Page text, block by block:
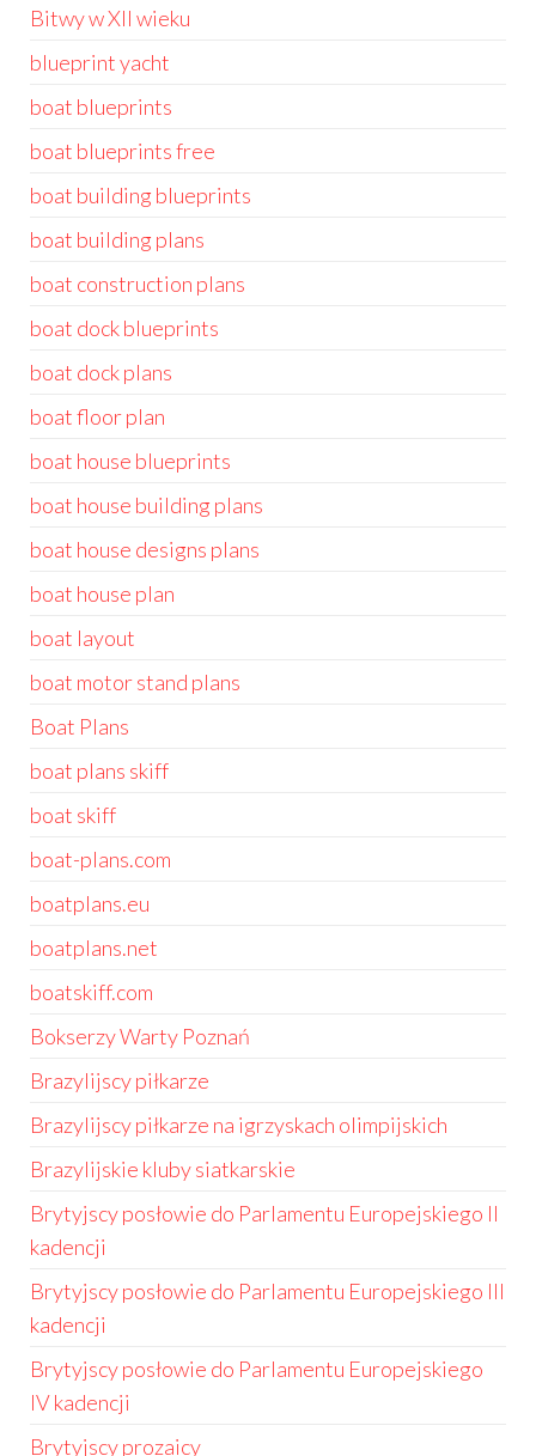
Bitwy w XII wieku
blueprint yacht
boat blueprints
boat blueprints free
boat building blueprints
boat building plans
boat construction plans
boat dock blueprints
boat dock plans
boat floor plan
boat house blueprints
boat house building plans
boat house designs plans
boat house plan
boat layout
boat motor stand plans
Boat Plans
boat plans skiff
boat skiff
boat-plans.com
boatplans.eu
boatplans.net
boatskiff.com
Bokserzy Warty Poznań
Brazylijscy piłkarze
Brazylijscy piłkarze na igrzyskach olimpijskich
Brazylijskie kluby siatkarskie
Brytyjscy posłowie do Parlamentu Europejskiego II
kadencji
Brytyjscy posłowie do Parlamentu Europejskiego III
kadencji
Brytyjscy posłowie do Parlamentu Europejskiego
IV kadencji
Brytyjscy prozaicy